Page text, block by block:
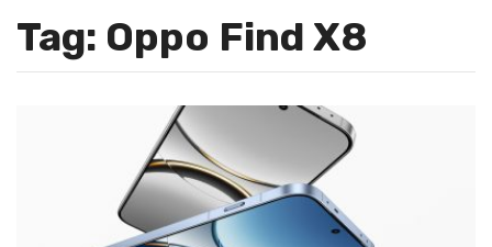
Tag: Oppo Find X8